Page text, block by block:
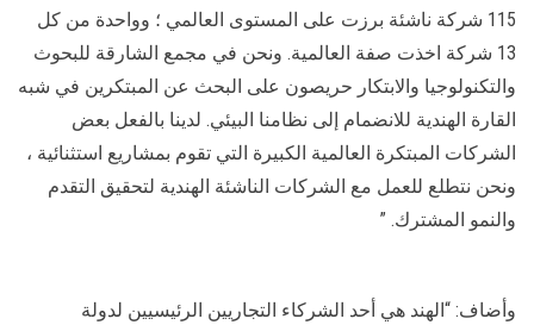
115 شركة ناشئة برزت على المستوى العالمي ؛ وواحدة من كل
13 شركة اخذت صفة العالمية. ونحن في مجمع الشارقة للبحوث
والتكنولوجيا والابتكار حريصون على البحث عن المبتكرين في شبه
القارة الهندية للانضمام إلى نظامنا البيئي. لدينا بالفعل بعض
الشركات المبتكرة العالمية الكبيرة التي تقوم بمشاريع استثنائية ،
ونحن نتطلع للعمل مع الشركات الناشئة الهندية لتحقيق التقدم
والنمو المشترك. ”
وأضاف: “الهند هي أحد الشركاء التجاريين الرئيسيين لدولة